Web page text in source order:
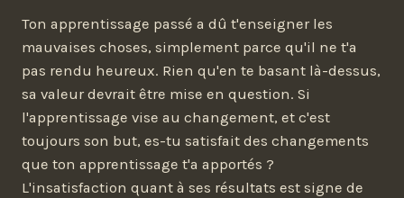
Ton apprentissage passé a dû t'enseigner les
mauvaises choses, simplement parce qu'il ne t'a
pas rendu heureux. Rien qu'en te basant là-dessus,
sa valeur devrait être mise en question. Si
l'apprentissage vise au changement, et c'est
toujours son but, es-tu satisfait des changements
que ton apprentissage t'a apportés ?
L'insatisfaction quant à ses résultats est signe de